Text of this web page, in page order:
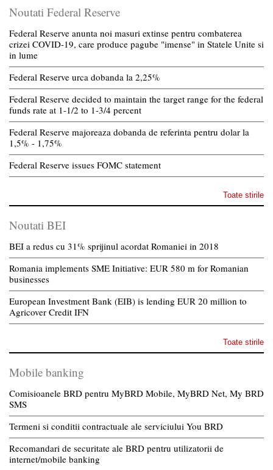
Noutati Federal Reserve
Federal Reserve anunta noi masuri extinse pentru combaterea
crizei COVID-19, care produce pagube "imense" in Statele Unite si
in lume
Federal Reserve urca dobanda la 2,25%
Federal Reserve decided to maintain the target range for the federal
funds rate at 1-1/2 to 1-3/4 percent
Federal Reserve majoreaza dobanda de referinta pentru dolar la
1,5% - 1,75%
Federal Reserve issues FOMC statement
Toate stirile
Noutati BEI
BEI a redus cu 31% sprijinul acordat Romaniei in 2018
Romania implements SME Initiative: EUR 580 m for Romanian
businesses
European Investment Bank (EIB) is lending EUR 20 million to
Agricover Credit IFN
Toate stirile
Mobile banking
Comisioanele BRD pentru MyBRD Mobile, MyBRD Net, My BRD
SMS
Termeni si conditii contractuale ale serviciului You BRD
Recomandari de securitate ale BRD pentru utilizatorii de
internet/mobile banking